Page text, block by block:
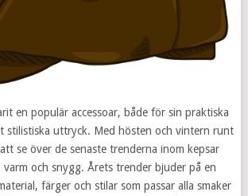
en populär accessoar, både för sin praktiska
stilistiska uttryck. Med hösten och vintern runt
se över de senaste trenderna inom kepsar
varm och snygg. Årets trender bjuder på en
färger och stilar som passar alla smaker